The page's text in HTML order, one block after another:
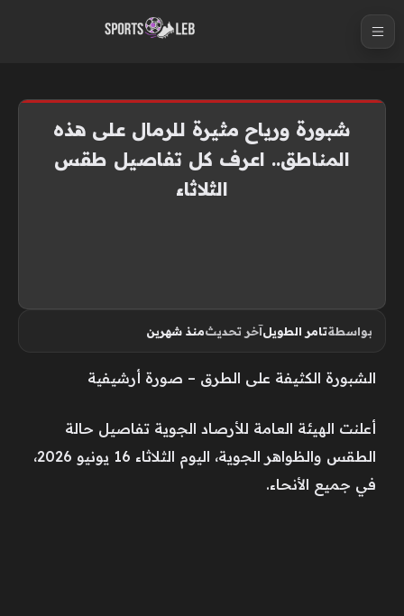
شبورة ورياح مثيرة للرمال على هذه
المناطق.. اعرف كل تفاصيل طقس
الثلاثاء
بواسطةتامر الطويلآخر تحديثمنذ شهرين
الشبورة الكثيفة على الطرق – صورة أرشيفية
أعلنت الهيئة العامة للأرصاد الجوية تفاصيل حالة
الطقس والظواهر الجوية، اليوم الثلاثاء 16 يونيو 2026،
في جميع الأنحاء.